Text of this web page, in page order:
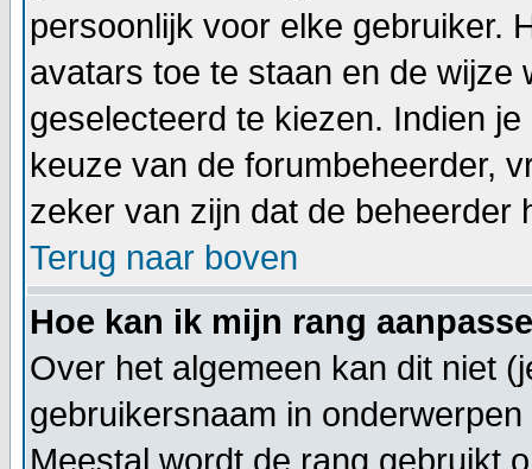
persoonlijk voor elke gebruiker.
avatars toe te staan en de
geselecteerd te kiezen. Indien
keuze van de forumbeheerder,
zeker van zijn dat de beheerder
Terug naar boven
Hoe kan ik mijn rang
Over het algemeen kan dit niet
gebruikersnaam in
Meestal wordt de rang gebruikt